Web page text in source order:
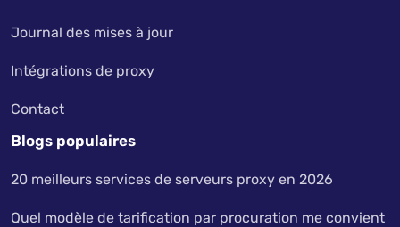
Journal des mises à jour
Intégrations de proxy
Contact
Blogs populaires
20 meilleurs services de serveurs proxy en 2026
Quel modèle de tarification par procuration me convient